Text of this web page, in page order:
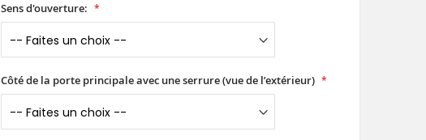
Sens d'ouverture:
Côté de la porte principale avec une serrure (vue de l’extérieur)